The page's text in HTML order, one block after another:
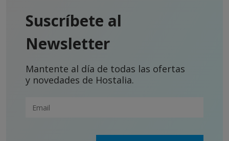
Suscríbete al
Newsletter
Mantente al día de todas las ofertas
y novedades de Hostalia.